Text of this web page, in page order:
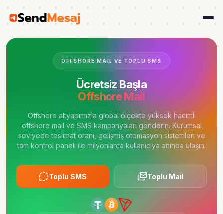
OFFSHORE MAIL VE TOPLU SMS
Ücretsiz Başla
Offshore Mail
Offshore altyapımızla global ölçekte yüksek hacimli
offshore mail ve SMS kampanyaları gönderin. Kurumsal
seviyede teslimat oranı, gelişmiş otomasyon sistemleri ve
tam kontrol paneli ile milyonlarca kullanıcıya anında ulaşın.
Toplu SMS Toplu Mail